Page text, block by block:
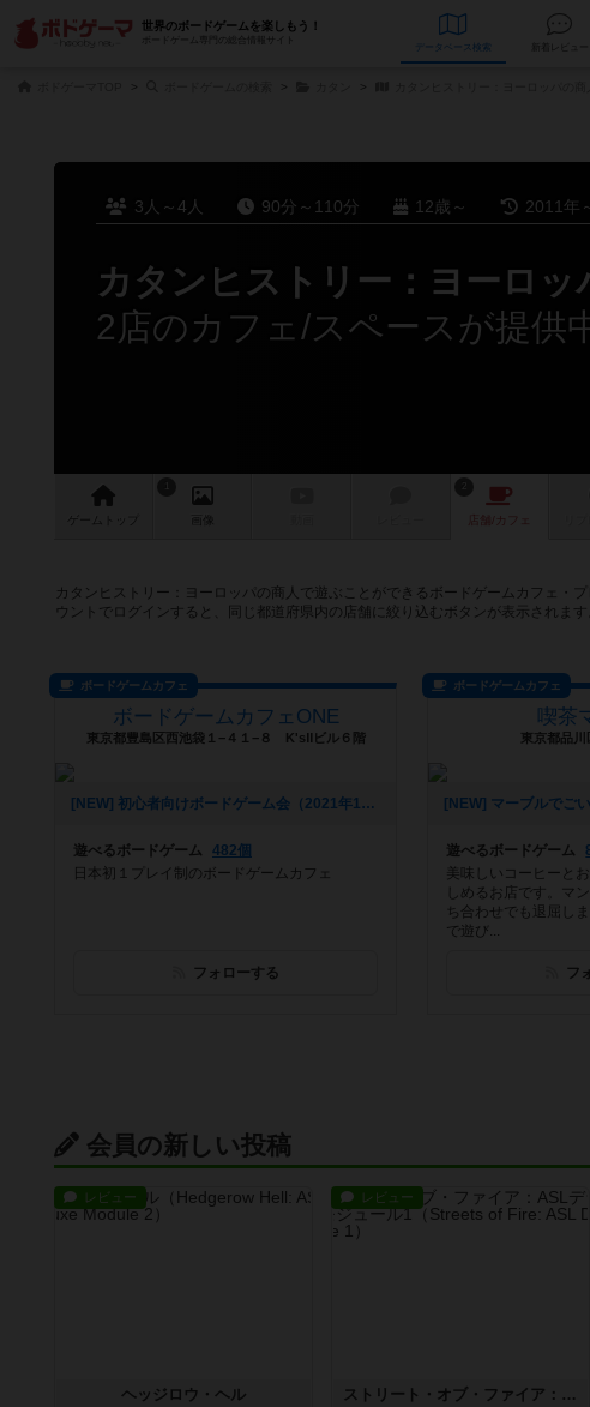
世界のボードゲームを楽しもう！
ボードゲーム専門の総合情報サイト
データベース
3人～4人 90分～110分 12歳～ 2011年
カタンヒストリー：ヨーロッ
2店のカフェ/スペースが提供
ゲーム 画像 店舗/ カフェ
カタンヒストリー：ヨーロッパの商人で遊ぶことができるボードゲームカフェ・
ウントでログインすると、同じ都道府県内の店舗に絞り込むボタンが表示されます
ボードゲームカフェ
ボードゲームカフェONE
東京都豊島区西池袋１−４１−８ K'sⅡビル６階
[NEW] 初心者向けボードゲーム会（2021年11月25日 14時10分）
遊べるボードゲーム
482個
日本初１プレイ制のボードゲームカフェ
フォローする
ボードゲームカフェ
喫茶
東京都品
遊べるボードゲーム
美味しいコーヒーと
しめるお店です。マ
ち合わせでも退屈し
で遊び...
フ
会員の新しい投稿
レビュー
ヘッジロウ・ヘル
レビュー
ストリート・オブ・ファイア：ASLデラックスモジュール1